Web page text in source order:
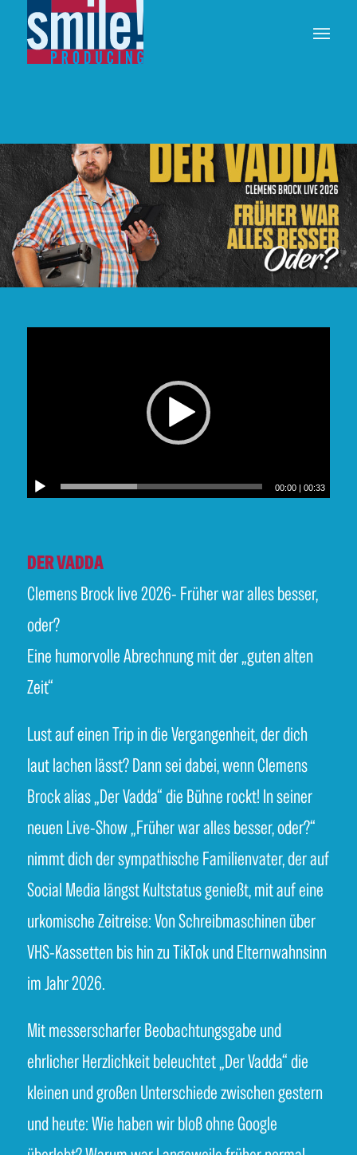
00:00 |00:33
DER VADDA
Clemens Brock live 2026- Früher war alles besser,
oder?
Eine humorvolle Abrechnung mit der „guten alten
Zeit“
Lust auf einen Trip in die Vergangenheit, der dich
laut lachen lässt? Dann sei dabei, wenn Clemens
Brock alias „Der Vadda“ die Bühne rockt! In seiner
neuen Live-Show „Früher war alles besser, oder?“
nimmt dich der sympathische Familienvater, der auf
Social Media längst Kultstatus genießt, mit auf eine
urkomische Zeitreise: Von Schreibmaschinen über
VHS-Kassetten bis hin zu TikTok und Elternwahnsinn
im Jahr 2026.
Mit messerscharfer Beobachtungsgabe und
ehrlicher Herzlichkeit beleuchtet „Der Vadda“ die
kleinen und großen Unterschiede zwischen gestern
und heute: Wie haben wir bloß ohne Google